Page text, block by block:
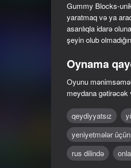
Block Blast
78
Gummy Blocks-
yaratmaq və ya
asanlıqla idarə
şeyin olub
Oynama
Oyunu
meydana gətirəcək
qeydiyyatsız
yeniyetmələr üçün
rus dilində